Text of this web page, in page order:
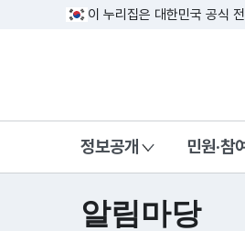
이 누리집은 대한민국 공식
정보공개 민원·참
알림마당